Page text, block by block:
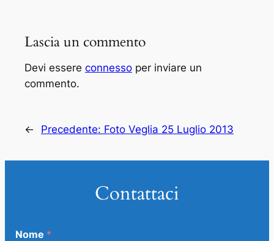
Lascia un commento
Devi essere connesso per inviare un
commento.
← Precedente: Foto Veglia 25 Luglio 2013
Contattaci
Nome *